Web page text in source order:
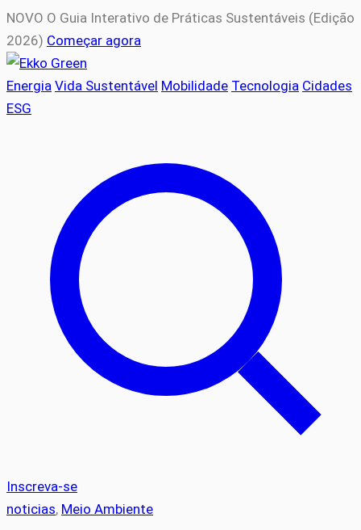
NOVO O Guia Interativo de Práticas Sustentáveis (Edição
2026) Começar agora
Energia Vida Sustentável Mobilidade Tecnologia Cidades
ESG
Inscreva-se
noticias, Meio Ambiente